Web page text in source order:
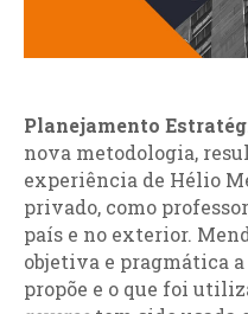
Planejamento
nova metodologia,
experiência de Hélio
privado, como
país e no exterior.
objetiva e pragmática
propõe e o que foi